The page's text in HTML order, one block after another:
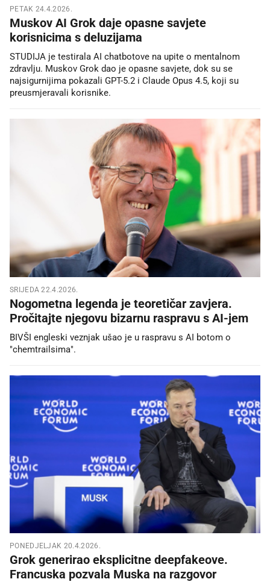
PETAK 24.4.2026.
Muskov AI Grok daje opasne savjete
korisnicima s deluzijama
STUDIJA je testirala AI chatbotove na upite o mentalnom
zdravlju. Muskov Grok dao je opasne savjete, dok su se
najsigurnijima pokazali GPT-5.2 i Claude Opus 4.5, koji su
preusmjeravali korisnike.
SRIJEDA 22.4.2026.
Nogometna legenda je teoretičar zavjera.
Pročitajte njegovu bizarnu raspravu s AI-jem
BIVŠI engleski veznjak ušao je u raspravu s AI botom o
"chemtrailsima".
PONEDJELJAK 20.4.2026.
Grok generirao eksplicitne deepfakeove.
Francuska pozvala Muska na razgovor